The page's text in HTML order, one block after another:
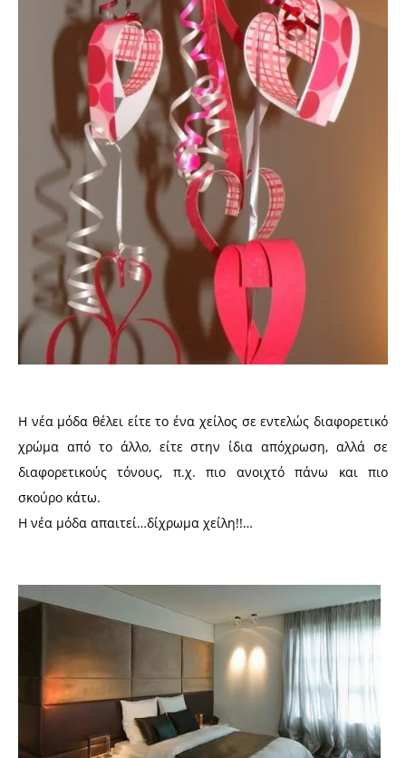
Η νέα μόδα θέλει είτε το ένα χείλος σε εντελώς διαφορετικό
χρώμα από το άλλο, είτε στην ίδια απόχρωση, αλλά σε
διαφορετικούς τόνους, π.χ. πιο ανοιχτό πάνω και πιο
σκούρο κάτω.
Η νέα μόδα απαιτεί…δίχρωμα χείλη!!…